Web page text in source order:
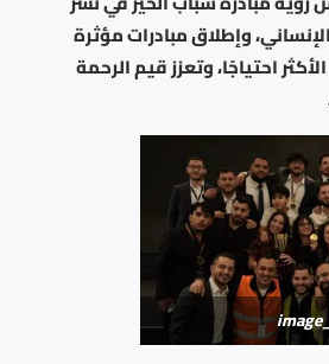
وإطلاق مبادرات مؤثرة
احتياجًا، وتعزز قيم الرحمة